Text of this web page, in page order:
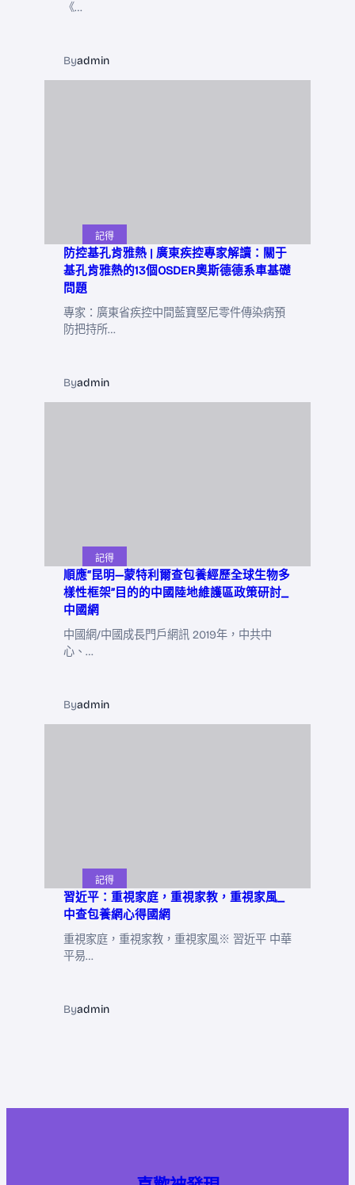
《…
Byadmin
記得
防控基孔肯雅熱 | 廣東疾控專家解讀：關于
基孔肯雅熱的13個OSDER奧斯德德系車基礎
問題
專家：廣東省疾控中間藍寶堅尼零件傳染病預
防把持所…
Byadmin
記得
順應“昆明—蒙特利爾查包養經歷全球生物多
樣性框架”目的的中國陸地維護區政策研討_
中國網
中國網/中國成長門戶網訊 2019年，中共中
心、…
Byadmin
記得
習近平：重視家庭，重視家教，重視家風_
中查包養網心得國網
重視家庭，重視家教，重視家風※ 習近平 中華
平易…
Byadmin